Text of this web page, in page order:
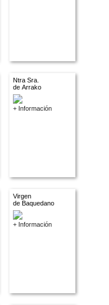
Ntra Sra.
de Arrako
+ Información
Virgen
de Baquedano
+ Información